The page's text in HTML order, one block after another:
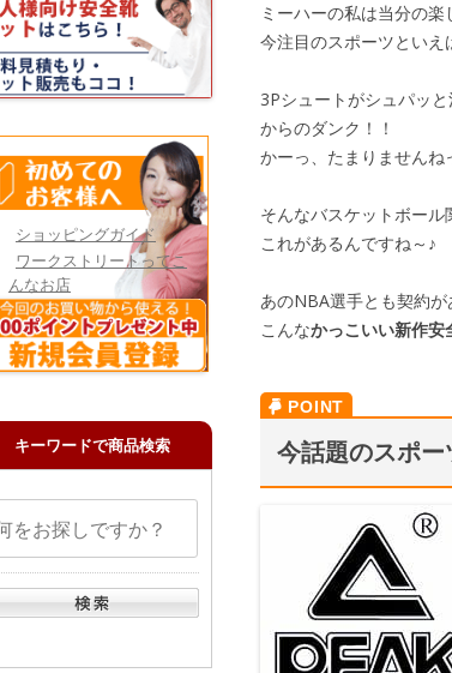
ミーハーの私は当分の
今注目のスポーツといえ
3Pシュートがシュパッ
からのダンク！！
かーっ、たまりません
そんなバスケットボー
これがあるんですね～♪
あのNBA選手とも契約が
こんなかっこいい新作安
今話題のスポー
ショッピングガイド
ワークストリートってこ
んなお店
キーワードで商品検索